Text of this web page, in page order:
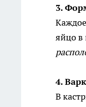
3.
яйцо в
4.
В